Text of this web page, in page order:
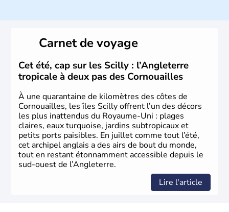
Histoire et administration
L'Angleterre est l’une des quatre nations constitutives du
Royaume-Uni. Elle est peuplée de plus de 50 millions
d’habitants, les Anglais, et constitue à elle seule, près de
84% de la population de l’ensemble. Le pays s’est créé au
Xème siècle et tient son nom desAngles
germanique installé sur ces terres. Première démocratie
parlementaire au monde, elle doit son développement à
l’essor industriel du XIXème siècle.
Carnet de voyage
Cet été, cap sur les Scilly : l’Angleterre
tropicale à deux pas des Cornouailles
À une quarantaine de kilomètres des côtes de
Cornouailles, les îles Scilly offrent l’un des décors
les plus inattendus du Royaume-Uni : plages
claires, eaux turquoise, jardins subtropicaux et
petits ports paisibles. En juillet comme tout l’été,
cet archipel anglais a des airs de bout du monde,
tout en restant étonnamment accessible depuis le
sud-ouest de l’Angleterre.
Lire l'article